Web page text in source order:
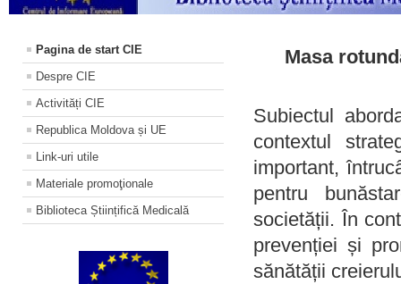
Pagina de start CIE
Despre CIE
Activități CIE
Republica Moldova și UE
Link-uri utile
Materiale promoţionale
Biblioteca Științifică Medicală
Masa
Subiectul
contextul
important,
pentru
societății. În
prevenției și
sănătății